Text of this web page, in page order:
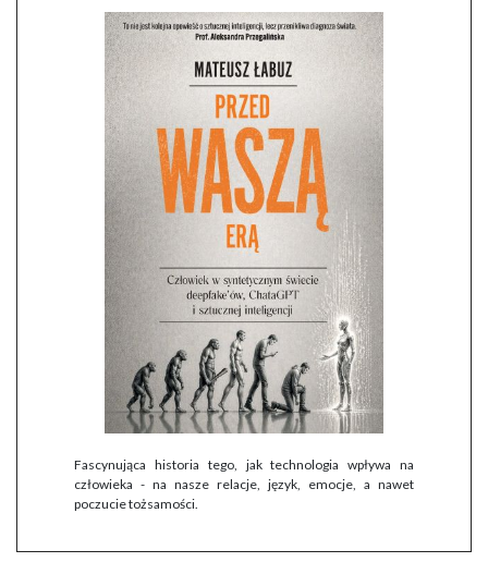
Fascynująca historia tego, jak technologia wpływa na
człowieka - na nasze relacje, język, emocje, a nawet
poczucie tożsamości.